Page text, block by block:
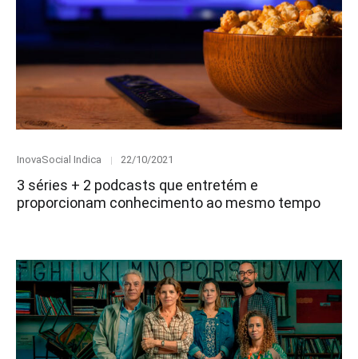
Category
InovaSocial Indica
Posted
22/10/2021
3 séries + 2 podcasts que entretém e
proporcionam conhecimento ao mesmo tempo